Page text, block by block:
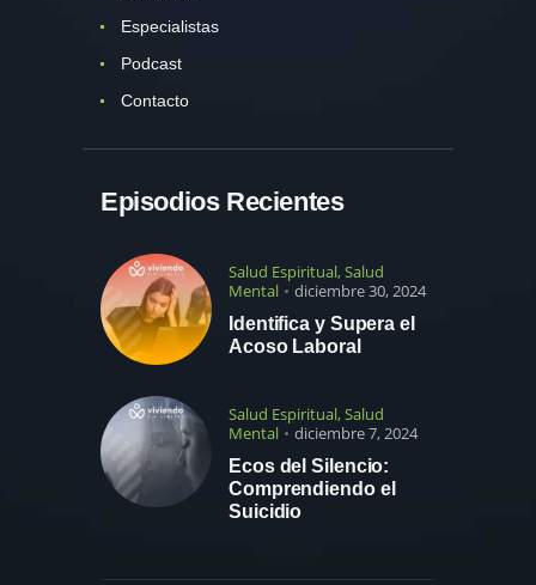
Especialistas
Podcast
Contacto
Episodios Recientes
Salud Espiritual,Salud
Mental
diciembre 30, 2024
Identifica y Supera el
Acoso Laboral
Salud Espiritual,Salud
Mental
diciembre 7, 2024
Ecos del Silencio:
Comprendiendo el
Suicidio